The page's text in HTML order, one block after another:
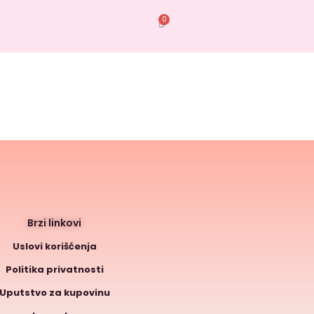
0
Brzi linkovi
Uslovi korišćenja
Politika privatnosti
Uputstvo za kupovinu